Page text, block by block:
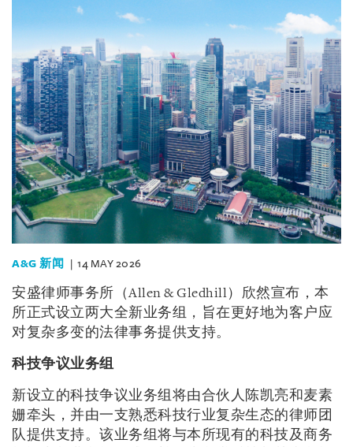
A&G 新闻 14 MAY 2026
安盛律师事务所（Allen & Gledhill）欣然宣布，本
所正式设立两大全新业务组，旨在更好地为客户应
对复杂多变的法律事务提供支持。
科技争议业务组
新设立的科技争议业务组将由合伙人陈凯亮和麦素
姗牵头，并由一支熟悉科技行业复杂生态的律师团
队提供支持。该业务组将与本所现有的科技及商务